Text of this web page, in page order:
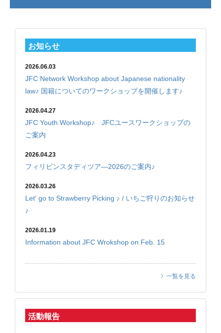
−−JFC会員になる
寄付を集める
−−ボランティア・インターンで参加
−−スタディーツアーに参加する
企業・団体として協力する
−−概要
−−実績
お知らせ
2026.06.03
JFC Network Workshop about Japanese nationality
law♪ 国籍についてのワークショップを開催します♪
2026.04.27
JFC Youth Workshop♪ JFCユースワークショップの
ご案内
2026.04.23
フィリピンスタディツア―2026のご案内♪
2026.03.26
Let' go to Strawberry Picking ♪ / いちご狩りのお知らせ
♪
2026.01.19
Information about JFC Wrokshop on Feb. 15
一覧を見る
活動報告